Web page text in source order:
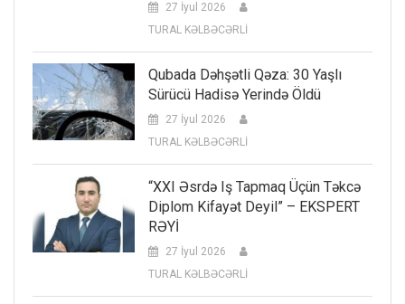
27 İyul 2026
TURAL KƏLBƏCƏRLİ
Qubada Dəhşətli Qəza: 30 Yaşlı
Sürücü Hadisə Yerində Öldü
27 İyul 2026
TURAL KƏLBƏCƏRLİ
“XXI Əsrdə Iş Tapmaq Üçün Təkcə
Diplom Kifayət Deyil” – EKSPERT
RƏYİ
27 İyul 2026
TURAL KƏLBƏCƏRLİ